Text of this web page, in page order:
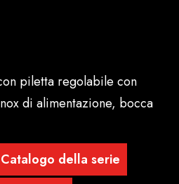
piletta regolabile con
di alimentazione, bocca
Catalogo della serie